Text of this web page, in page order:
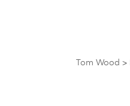
Tom Wood >